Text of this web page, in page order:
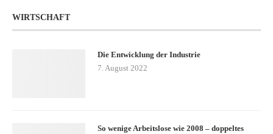
WIRTSCHAFT
Die Entwicklung der Industrie
7. August 2022
So wenige Arbeitslose wie 2008 – doppeltes